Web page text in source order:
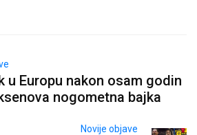
u Europu nakon osam godin
nogometna bajka
Novije objave